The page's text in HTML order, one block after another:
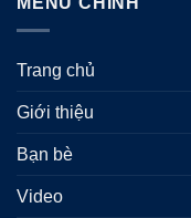
Trang chủ
Giới thiệu
Bạn bè
Video